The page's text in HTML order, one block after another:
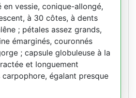
vessie, conique-allongé,
à 30 côtes, à dents
; pétales assez grands,
émarginés, couronnés
; capsule globuleuse à la
et longuement
carpophore, égalant presque